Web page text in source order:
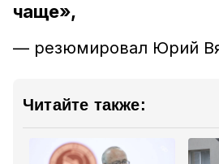
чаще»,
— резюмировал Юрий
Читайте также: